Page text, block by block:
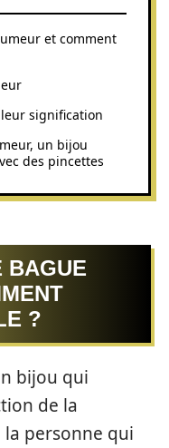
et comment
signification
un bijou
des pincettes
BAGUE
?
bijou qui
de la
personne qui